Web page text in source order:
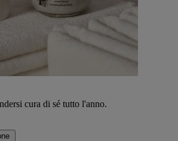
cura di sé tutto l'anno.